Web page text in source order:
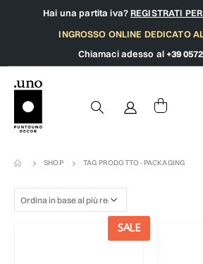
Hai una partita iva?REGISTRATI
INGROSSO ONLINE DEDICATO
Chiamaci adesso al +39
SHOP TAG PRODOTTO -PACKAGING
SALE